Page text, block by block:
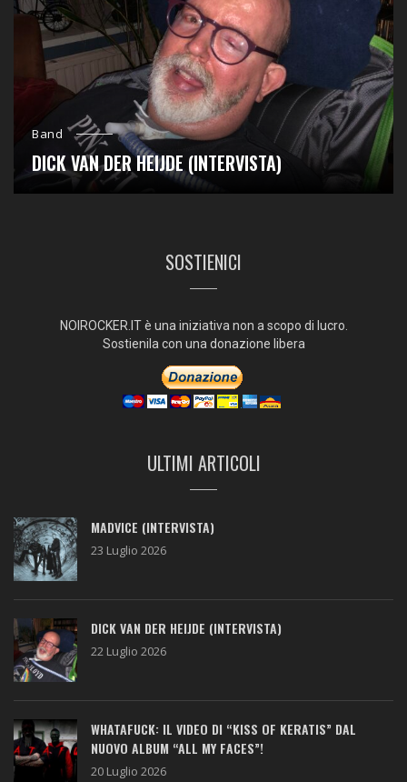
Band
DICK VAN DER HEIJDE (INTERVISTA)
SOSTIENICI
NOIROCKER.IT è una iniziativa non a scopo di lucro.
Sostienila con una donazione libera
ULTIMI ARTICOLI
MADVICE (INTERVISTA)
23 Luglio 2026
DICK VAN DER HEIJDE (INTERVISTA)
22 Luglio 2026
WHATAFUCK: IL VIDEO DI “KISS OF KERATIS” DAL
NUOVO ALBUM “ALL MY FACES”!
20 Luglio 2026